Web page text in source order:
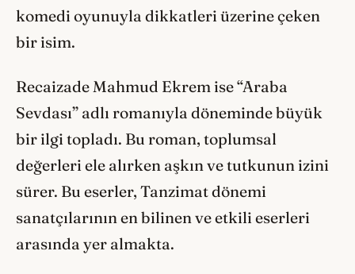
komedi oyunuyla dikkatleri üzerine çeken
bir isim.
Recaizade Mahmud Ekrem ise “Araba
Sevdası” adlı romanıyla döneminde büyük
bir ilgi topladı. Bu roman, toplumsal
değerleri ele alırken aşkın ve tutkunun izini
sürer. Bu eserler, Tanzimat dönemi
sanatçılarının en bilinen ve etkili eserleri
arasında yer almakta.